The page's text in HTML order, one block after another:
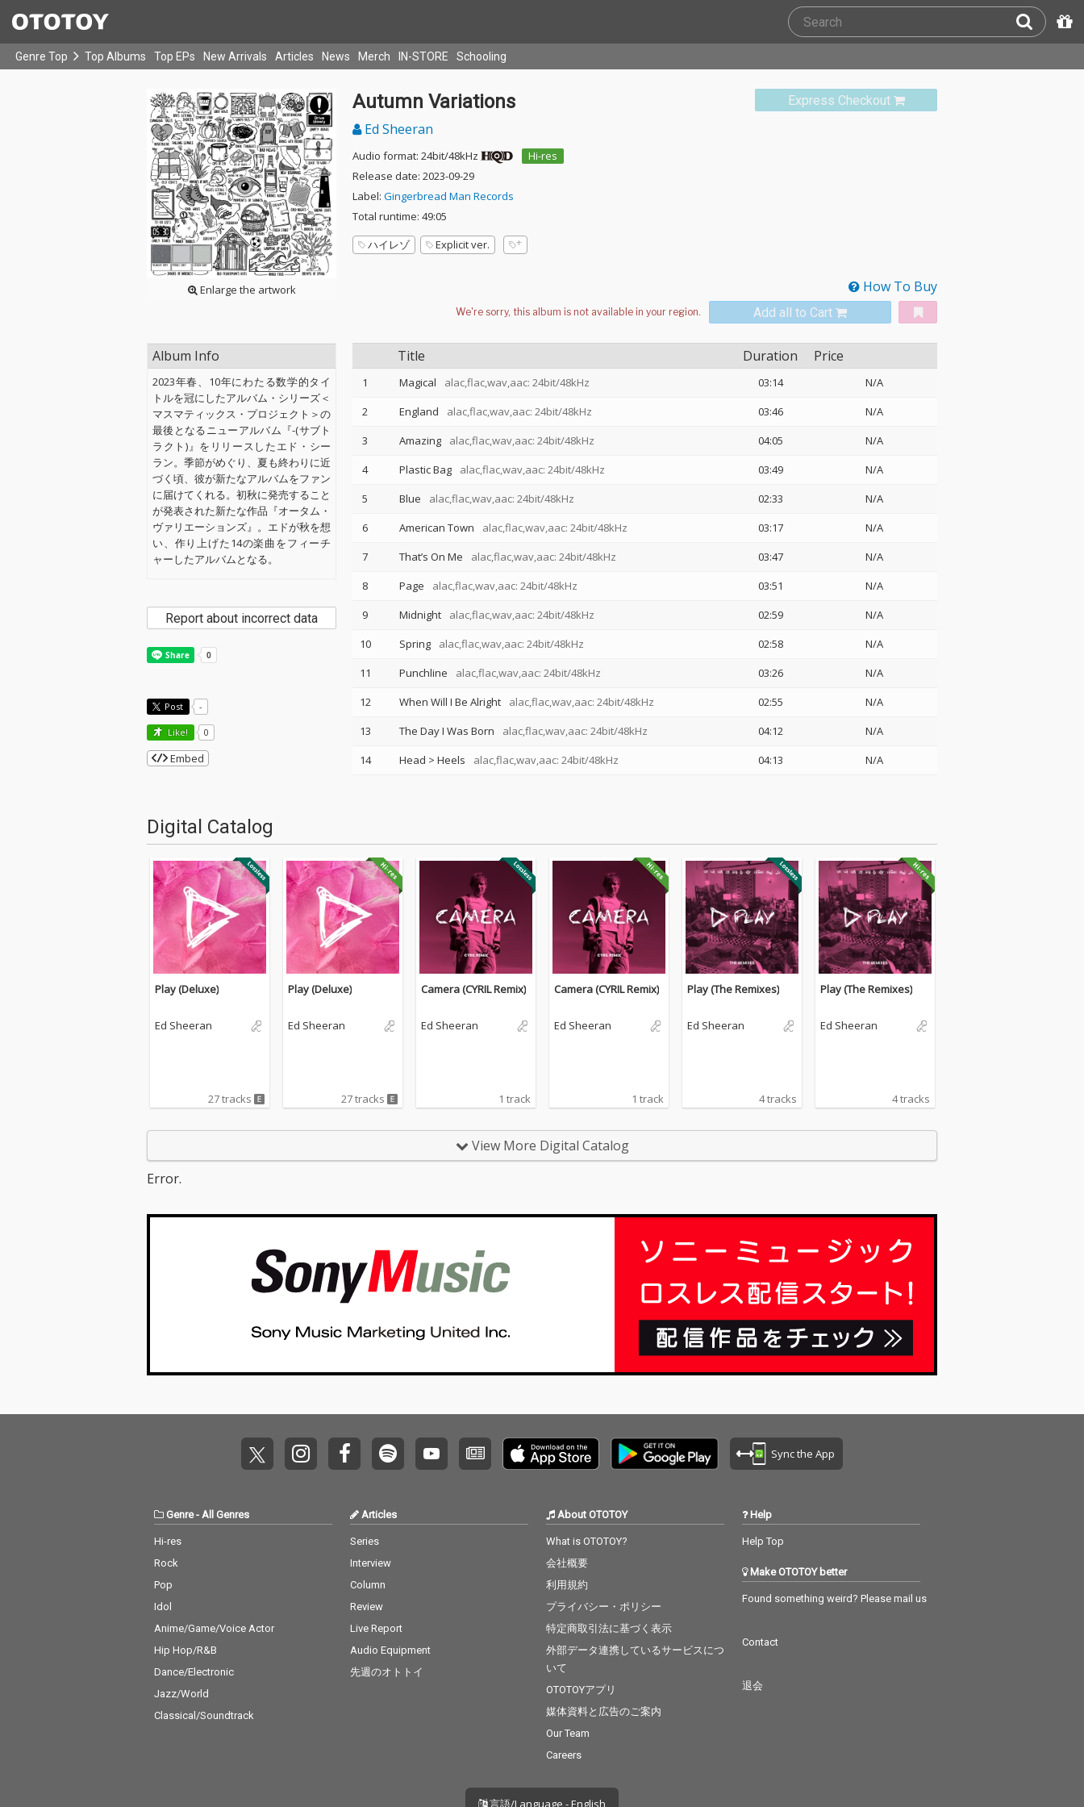
Genre Top Top Albums Top EPs New Arrivals Articles News Merch IN-STORE Schooling
Enlarge the artwork
Express Checkout
Autumn Variations
Ed Sheeran
Audio format: 24bit/48kHz
Hi-res
Release date: 2023-09-29
Label: Gingerbread Man Records
Total runtime: 49:05
ハイレゾ
Explicit ver.
How To Buy
Add all to Cart
Title Duration Price
1 Magical alac,flac,wav,aac: 24bit/48kHz 03:14
N/A
2
England alac,flac,wav,aac: 24bit/48kHz 03:46
N/A
3
Amazing alac,flac,wav,aac: 24bit/48kHz 04:05
N/A
4
Plastic Bag alac,flac,wav,aac: 24bit/48kHz 03:49
N/A
5
Blue alac,flac,wav,aac: 24bit/48kHz 02:33
N/A
6
American Town alac,flac,wav,aac: 24bit/48kHz 03:17
N/A
7
That’s On Me alac,flac,wav,aac: 24bit/48kHz 03:47
N/A
8
Page alac,flac,wav,aac: 24bit/48kHz 03:51
N/A
9
Midnight alac,flac,wav,aac: 24bit/48kHz 02:59
N/A
10
Spring alac,flac,wav,aac: 24bit/48kHz 02:58
N/A
11
Punchline alac,flac,wav,aac: 24bit/48kHz 03:26
N/A
12
When Will I Be Alright alac,flac,wav,aac: 24bit/48kHz 02:55
N/A
13
The Day I Was Born alac,flac,wav,aac: 24bit/48kHz 04:12
N/A
14
Head > Heels alac,flac,wav,aac: 24bit/48kHz 04:13 N/A
Album Info
2023年春、10年にわたる数学的タイ
トルを冠にしたアルバム・シリーズ＜
マスマティックス・プロジェクト＞の
最後となるニューアルバム『-(サブト
ラクト)』をリリースしたエド・シー
ラン。季節がめぐり、夏も終わりに近
づく頃、彼が新たなアルバムをファン
に届けてくれる。初秋に発売すること
が発表された新たな作品『オータム・
ヴァリエーションズ』。エドが秋を想
い、作り上げた14の楽曲をフィーチ
ャーしたアルバムとなる。
Report about incorrect data
Post -
Like! 0
Embed
Digital Catalog
Play (Deluxe)
Ed Sheeran
27 tracks
Play (Deluxe)
Ed Sheeran
27 tracks
Camera (CYRIL Remix)
Ed Sheeran
1 track
Camera (CYRIL Remix)
Ed Sheeran
1 track
Play (The Remixes)
Ed Sheeran
4 tracks
Play (The Remixes)
Ed Sheeran
4 tracks
View More Digital Catalog
Error.
Sync the App
Genre- All Genres
Hi-res
Rock
Pop
Idol
Anime/Game/Voice Actor
Hip Hop/R&B
Dance/Electronic
Jazz/World
Classical/Soundtrack
Articles
Series
Interview
Column
Review
Live Report
Audio Equipment
先週のオトトイ
About OTOTOY
What is OTOTOY?
会社概要
利用規約
プライバシー・ポリシー
特定商取引法に基づく表示
外部データ連携しているサービスにつ
いて
OTOTOYアプリ
媒体資料と広告のご案内
Our Team
Careers
Help
Help Top
Make OTOTOY better
Found something weird? Please mail us
Contact
退会
言語/Language - English